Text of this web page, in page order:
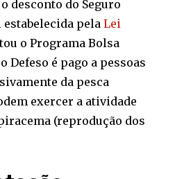
desconto do Seguro
estabelecida pela Lei
o Programa Bolsa
Defeso é pago a pessoas
da pesca
exercer a atividade
(reprodução dos